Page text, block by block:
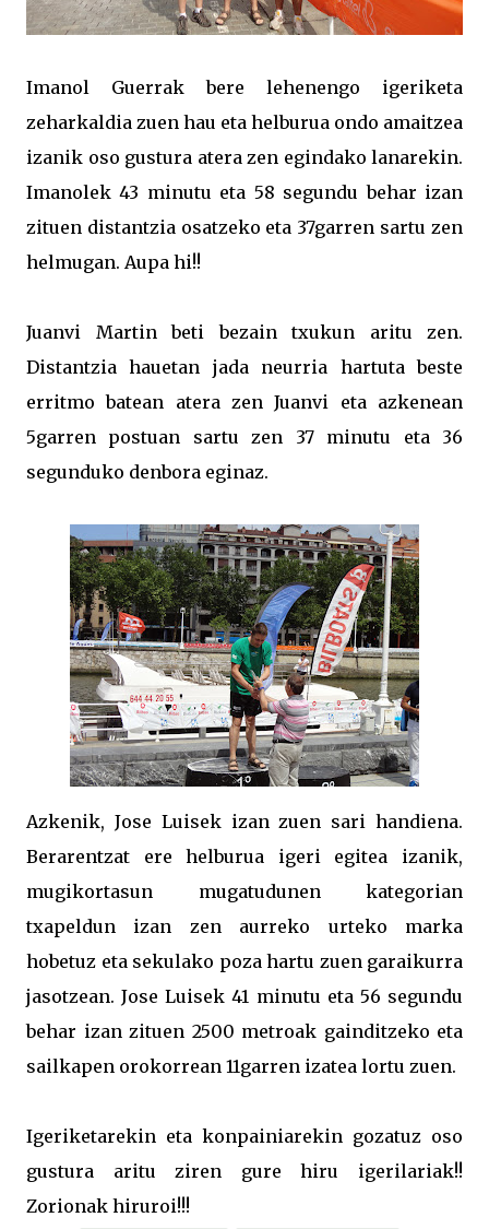
Imanol Guerrak bere lehenengo igeriketa
zeharkaldia zuen hau eta helburua ondo amaitzea
izanik oso gustura atera zen egindako lanarekin.
Imanolek 43 minutu eta 58 segundu behar izan
zituen distantzia osatzeko eta 37garren sartu zen
helmugan. Aupa hi!!
Juanvi Martin beti bezain txukun aritu zen.
Distantzia hauetan jada neurria hartuta beste
erritmo batean atera zen Juanvi eta azkenean
5garren postuan sartu zen 37 minutu eta 36
segunduko denbora eginaz.
Azkenik, Jose Luisek izan zuen sari handiena.
Berarentzat ere helburua igeri egitea izanik,
mugikortasun mugatudunen kategorian
txapeldun izan zen aurreko urteko marka
hobetuz eta sekulako poza hartu zuen garaikurra
jasotzean. Jose Luisek 41 minutu eta 56 segundu
behar izan zituen 2500 metroak gainditzeko eta
sailkapen orokorrean 11garren izatea lortu zuen.
Igeriketarekin eta konpainiarekin gozatuz oso
gustura aritu ziren gure hiru igerilariak!!
Zorionak hiruroi!!!